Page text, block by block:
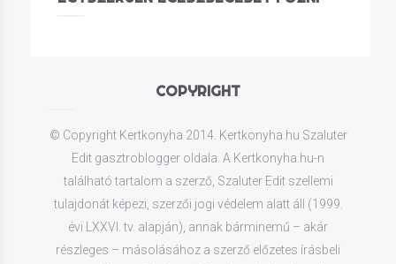
COPYRIGHT
© Copyright Kertkonyha 2014. Kertkonyha.hu Szaluter
Edit gasztroblogger oldala. A Kertkonyha.hu-n
található tartalom a szerző, Szaluter Edit szellemi
tulajdonát képezi, szerzői jogi védelem alatt áll (1999.
évi LXXVI. tv. alapján), annak bárminemű – akár
részleges – másolásához a szerző előzetes írásbeli